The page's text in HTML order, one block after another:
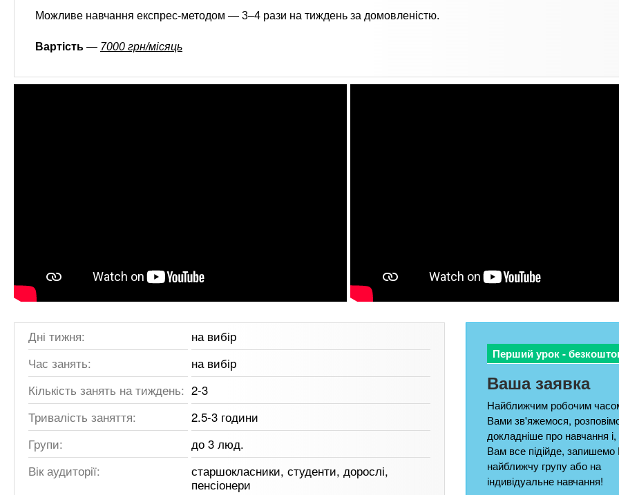
Можливе навчання експрес-методом — 3–4 рази на тиждень за домовленістю.
Вартість — 7000 грн/місяць
Дні тижня:
на вибір
Час занять:
на вибір
Кількість занять на тиждень: 2-3
Тривалість заняття:
2.5-3 години
Групи:
до 3 люд.
Вік аудиторії:
старшокласники, студенти, дорослі,
пенсіонери
Перший урок -
Ваша заявка
Найближчим робочим
Вами зв'яжемося,
докладніше про навчання
Вам все підійде, запишемо
найближчу групу або на
індивідуальне навчання!